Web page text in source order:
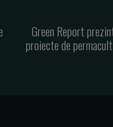
Green Report
proiecte de